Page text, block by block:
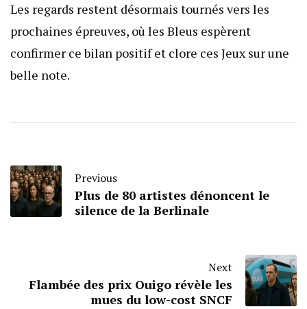
Les regards restent désormais tournés vers les
prochaines épreuves, où les Bleus espèrent
confirmer ce bilan positif et clore ces Jeux sur une
belle note.
Previous
Plus de 80 artistes dénoncent le
silence de la Berlinale
Next
Flambée des prix Ouigo révèle les
mues du low-cost SNCF